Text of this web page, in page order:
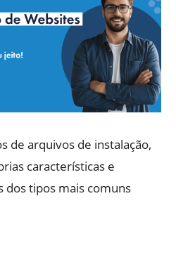
de arquivos de instalação,
características e
dos tipos mais comuns